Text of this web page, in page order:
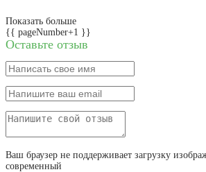
Показать больше
{{ pageNumber+1 }}
Оставьте отзыв
Ваш браузер не поддерживает загрузку
современный